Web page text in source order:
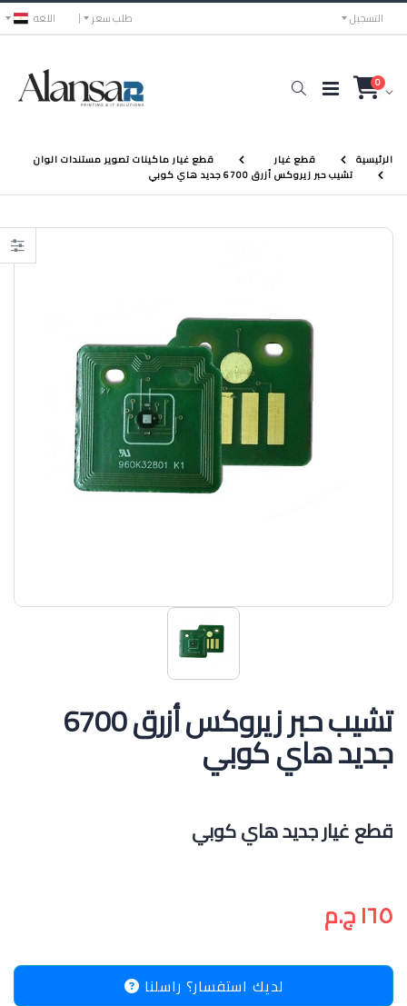
اللغه طلب سعر التسجيل
0
الرئيسية قطع غيار
قطع غيار ماكينات تصوير مستندات الوان
تشيب حبر زيروكس أزرق 6700 جديد هاي كوبي
تشيب حبر زيروكس أزرق 6700
جديد هاي كوبي
قطع غيار جديد هاي كوبي
١٦٥ ج.م
لديك استفسار؟ راسلنا